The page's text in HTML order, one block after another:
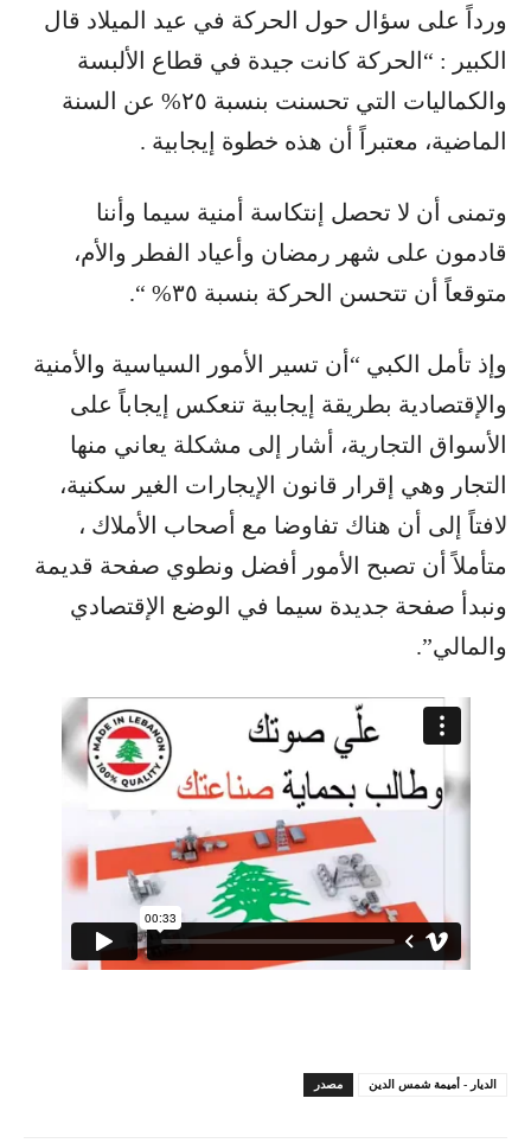
ورداً على سؤال حول الحركة في عيد الميلاد قال
الكبير : “الحركة كانت جيدة في قطاع الألبسة
والكماليات التي تحسنت بنسبة ٢٥% عن السنة
الماضية، معتبراً أن هذه خطوة إيجابية .
وتمنى أن لا تحصل إنتكاسة أمنية سيما وأننا
قادمون على شهر رمضان وأعياد الفطر والأم،
متوقعاً أن تتحسن الحركة بنسبة ٣٥% “.
وإذ تأمل الكبي “أن تسير الأمور السياسية والأمنية
والإقتصادية بطريقة إيجابية تنعكس إيجاباً على
الأسواق التجارية، أشار إلى مشكلة يعاني منها
التجار وهي إقرار قانون الإيجارات الغير سكنية،
لافتاً إلى أن هناك تفاوضا مع أصحاب الأملاك ،
متأملاً أن تصبح الأمور أفضل ونطوي صفحة قديمة
ونبدأ صفحة جديدة سيما في الوضع الإقتصادي
والمالي”.
مصدر الديار - أميمة شمس الدين